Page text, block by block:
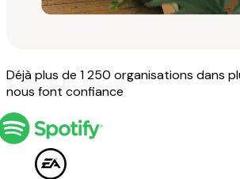
Déjà plus de 1 250 organisations dans
nous font confiance